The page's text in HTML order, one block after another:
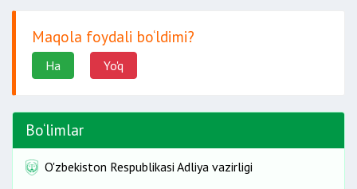
Maqola foydali bo‘ldimi?
Ha Yo'q
Bo‘limlar
O'zbekiston Respublikasi Adliya vazirligi